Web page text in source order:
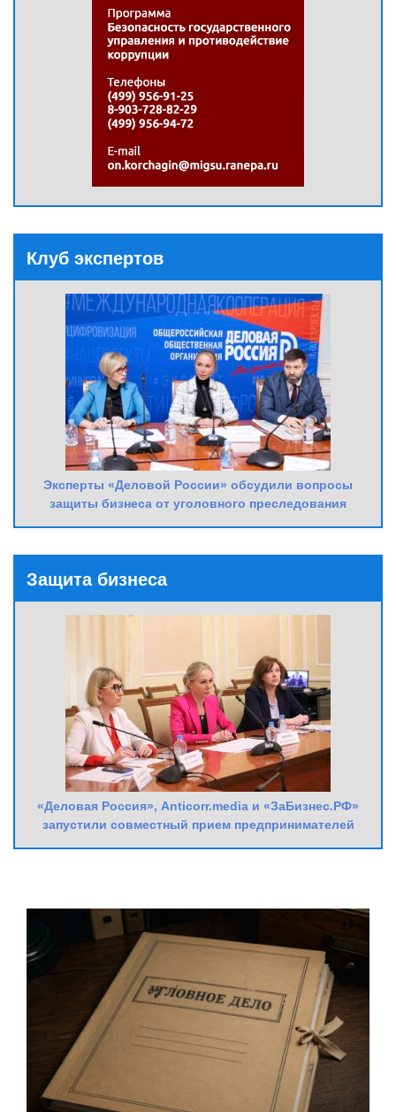
Клуб экспертов
Эксперты «Деловой России» обсудили вопросы
защиты бизнеса от уголовного преследования
Защита бизнеса
«Деловая Россия», Anticorr.media и «ЗаБизнес.РФ»
запустили совместный прием предпринимателей